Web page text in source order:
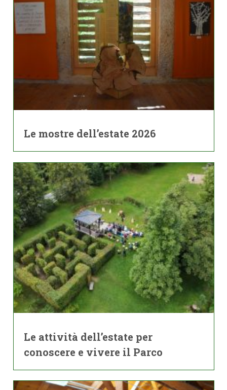
Le mostre dell’estate 2026
Le attività dell’estate per
conoscere e vivere il Parco